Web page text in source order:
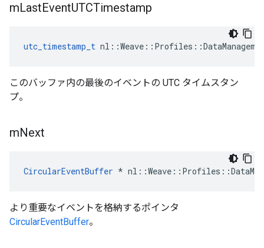
mLastEventUTCTimestamp
utc_timestamp_t
このバッファ内の最後のイベントの UTC タイムスタン
プ。
mNext
CircularEventBuffer *
より重要なイベントを格納するポインタ
CircularEventBuffer。